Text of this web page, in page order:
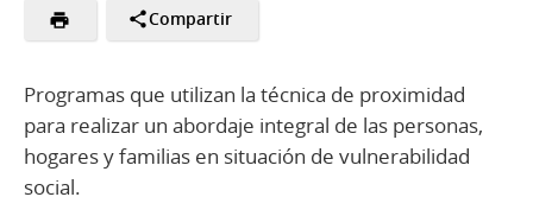
Compartir
Programas que utilizan la técnica de proximidad
para realizar un abordaje integral de las personas,
hogares y familias en situación de vulnerabilidad
social.